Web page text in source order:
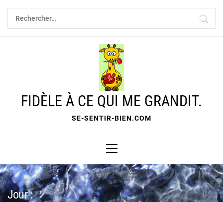
Skip
content
Rechercher :
FIDÈLE À CE QUI ME GRANDIT.
SE-SENTIR-BIEN.COM
Menu
Jour :